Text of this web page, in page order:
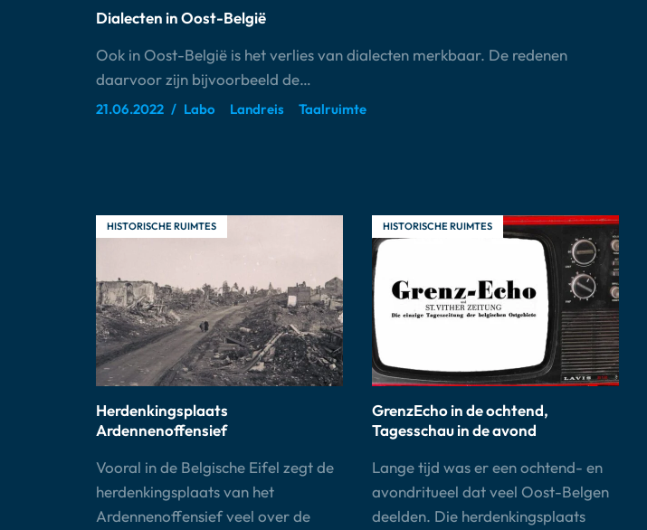
Dialecten in Oost-België
Ook in Oost-België is het verlies van dialecten merkbaar. De redenen
daarvoor zijn bijvoorbeeld de…
21.06.2022 Labo Landreis Taalruimte
HISTORISCHE RUIMTES
Herdenkingsplaats
Ardennenoffensief
Vooral in de Belgische Eifel zegt de
herdenkingsplaats van het
Ardennenoffensief veel over de
HISTORISCHE RUIMTES
GrenzEcho in de ochtend,
Tagesschau in de avond
Lange tijd was er een ochtend- en
avondritueel dat veel Oost-Belgen
deelden. Die herdenkingsplaats